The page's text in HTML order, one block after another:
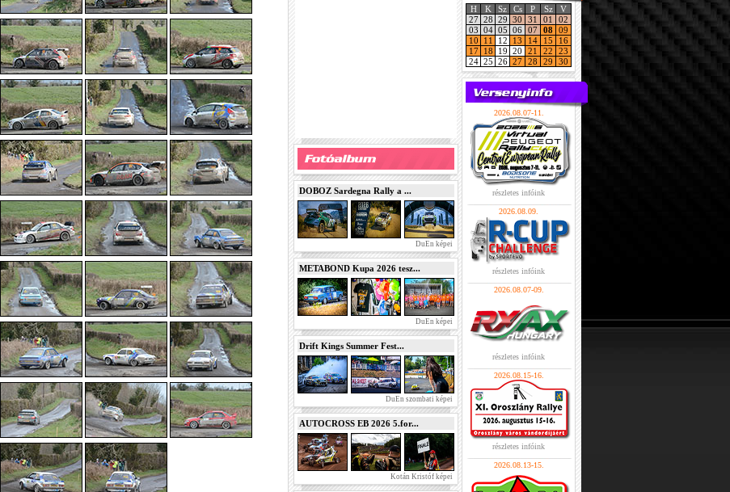
DOBOZ Sardegna Rally a ...
DuEn képei
METABOND Kupa 2026 tesz...
DuEn képei
Drift Kings Summer Fest...
DuEn szombati képei
AUTOCROSS EB 2026 5.for...
Kotán Kristóf képei
H K Sz Cs P Sz
V
27 28 29 30 31 01
02
03 04 05 06 07 08 09
10
11 12 13 14 15
16
17
18 19 20 21 22
23
24 25 26 27 28 29 30
2026.08.07-11.
részletes infóink
2026.08.09.
részletes infóink
2026.08.07-09.
részletes infóink
2026.08.15-16.
részletes infóink
2026.08.13-15.